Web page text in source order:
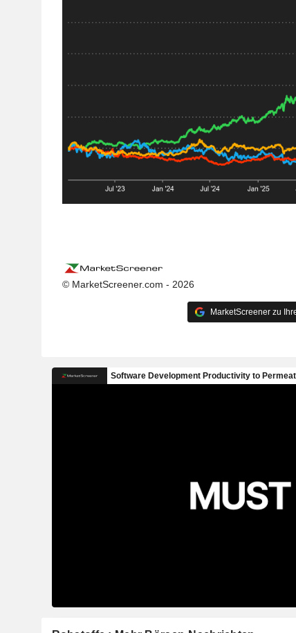
© MarketScreener.com - 2026
MarketScreener zu